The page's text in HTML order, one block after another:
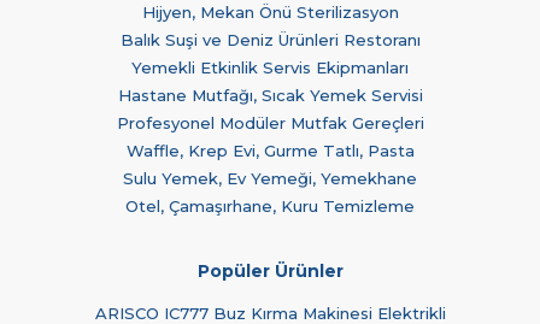
Hijyen, Mekan Önü Sterilizasyon
Balık Suşi ve Deniz Ürünleri Restoranı
Yemekli Etkinlik Servis Ekipmanları
Hastane Mutfağı, Sıcak Yemek Servisi
Profesyonel Modüler Mutfak Gereçleri
Waffle, Krep Evi, Gurme Tatlı, Pasta
Sulu Yemek, Ev Yemeği, Yemekhane
Otel, Çamaşırhane, Kuru Temizleme
Popüler Ürünler
ARISCO IC777 Buz Kırma Makinesi Elektrikli